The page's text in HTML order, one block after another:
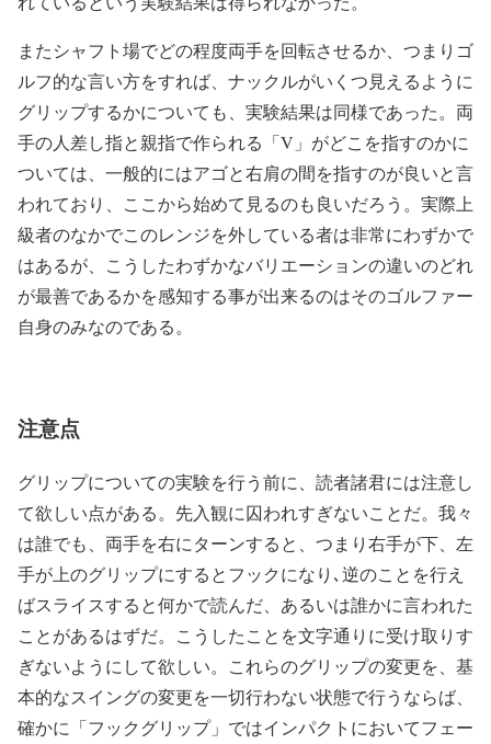
またシャフト場でどの程度両手を回転させるか、つまりゴ
ルフ的な言い方をすれば、ナックルがいくつ見えるように
グリップするかについても、実験結果は同様であった。両
手の人差し指と親指で作られる「V 」がどこを指すのかに
ついては、一般的にはアゴと右肩の間を指すのが良いと言
われており、ここから始めて見るのも良いだろう。実際上
級者のなかでこのレンジを外している者は非常にわずかで
はあるが、こうしたわずかなバリエーションの違いのどれ
が最善であるかを感知する事が出来るのはそのゴルファー
自身のみなのである。
注意点
グリップについての実験を行う前に、読者諸君には注意し
て欲しい点がある。先入観に囚われすぎないことだ。我々
は誰でも、両手を右にターンすると、つまり右手が下、左
手が上のグリップにするとフックになり､逆のことを行え
ばスライスすると何かで読んだ、あるいは誰かに言われた
ことがあるはずだ。こうしたことを文字通りに受け取りす
ぎないようにして欲しい。これらのグリップの変更を、基
本的なスイングの変更を一切行わない状態で行うならば、
確かに「フックグリップ」ではインパクトにおいてフェー